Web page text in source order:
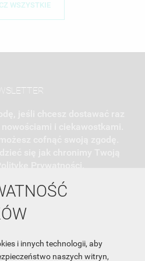
i innych technologii, aby
naszych witryn,
WSZYSTKIE